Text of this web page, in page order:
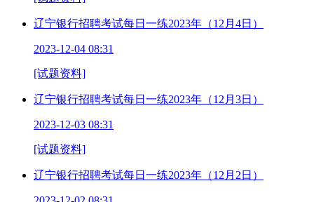
辽宁银行招聘考试每日一练2023年（12月4日）
2023-12-04 08:31
[试题资料]
辽宁银行招聘考试每日一练2023年（12月3日）
2023-12-03 08:31
[试题资料]
辽宁银行招聘考试每日一练2023年（12月2日）